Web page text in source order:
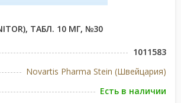
ТАБЛ. 10 МГ, №30
1011583
Novartis Pharma Stein (Швейцария)
Есть в наличии